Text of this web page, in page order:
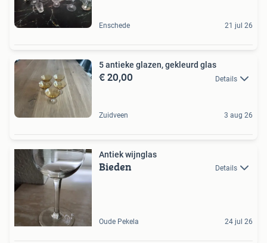
Enschede 21 jul 26
5 antieke glazen, gekleurd glas
€ 20,00 Details
Zuidveen 3 aug 26
Antiek wijnglas
Bieden Details
Oude Pekela 24 jul 26